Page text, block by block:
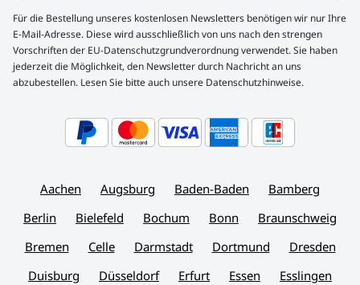
Für die Bestellung unseres kostenlosen Newsletters benötigen wir nur Ihre
E-Mail-Adresse. Diese wird ausschließlich von uns nach den strengen
Vorschriften der EU-Datenschutzgrundverordnung verwendet. Sie haben
jederzeit die Möglichkeit, den Newsletter durch Nachricht an uns
abzubestellen. Lesen Sie bitte auch unsere Datenschutzhinweise.
Aachen Augsburg Baden-Baden
Bamberg
Berlin
Bielefeld Bochum Bonn
Braunschweig
Bremen
Celle Darmstadt Dortmund
Dresden
Duisburg
Düsseldorf Erfurt Essen
Esslingen